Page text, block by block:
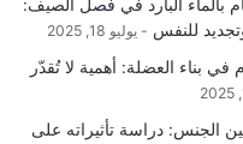
T
u
b
ق
ر
ا
ا
ل
م
بالماء البارد في فصل الصيف:
للنفس
يوليو 18, 2025
في بناء العضلة: أهمية لا تُقدّر
الجنس: دراسة تأثيراته على